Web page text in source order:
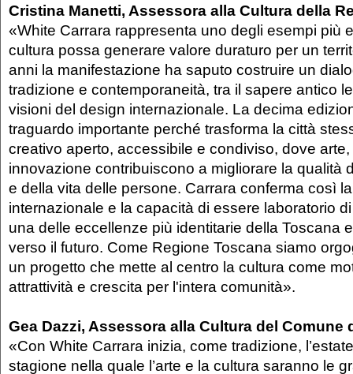
Cristina Manetti, Assessora alla Cultura della
«White Carrara rappresenta uno degli esempi più
cultura possa generare valore duraturo per un
anni la manifestazione ha saputo costruire un
tradizione e contemporaneità, tra il sapere antico
visioni del design internazionale. La decima
traguardo importante perché trasforma la città
creativo aperto, accessibile e condiviso, dove
innovazione contribuiscono a migliorare la qualità
e della vita delle persone. Carrara conferma così
internazionale e la capacità di essere laboratorio
una delle eccellenze più identitarie della Toscana
verso il futuro. Come Regione Toscana siamo
un progetto che mette al centro la cultura come
attrattività e crescita per l'intera comunità».
Gea Dazzi, Assessora alla Cultura del Comune
«Con White Carrara inizia, come tradizione,
stagione nella quale l’arte e la cultura saranno le